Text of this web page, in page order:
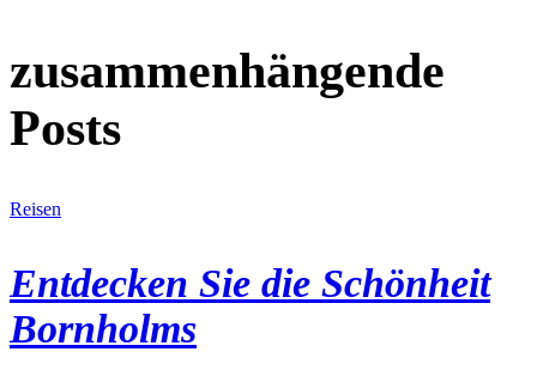
zusammenhängende
Posts
Reisen
Entdecken Sie die Schönheit
Bornholms